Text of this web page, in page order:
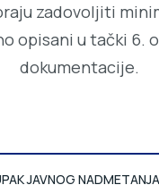
zadovoljiti
opisani u tački 6.
dokumentacije.
JAVNOG NADMETANJA